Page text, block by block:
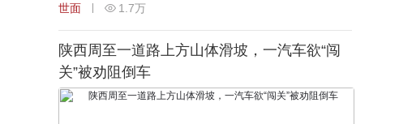
世面 1.7万
陕西周至一道路上方山体滑坡，一汽车欲“闯
关”被劝阻倒车